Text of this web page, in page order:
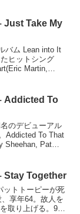
Just Take My
バム Lean into It
ヒットシング
Martin,
Addicted To
のデビューアル
Addicted To That
Sheehan, Pat
Stay Together
ットトーピーが死
享年64。故人を
取り上げる。96